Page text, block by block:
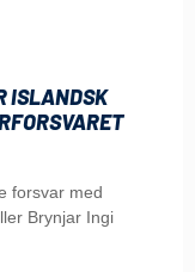
ISLANDSK
forsvar med
Brynjar Ingi